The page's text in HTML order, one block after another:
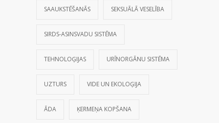
SAAUKSTĒŠANĀS SEKSUĀLĀ VESELĪBA
SIRDS-ASINSVADU SISTĒMA
TEHNOLOĢIJAS URĪNORGĀNU SISTĒMA
UZTURS VIDE UN EKOLOĢIJA
ĀDA ĶERMEŅA KOPŠANA